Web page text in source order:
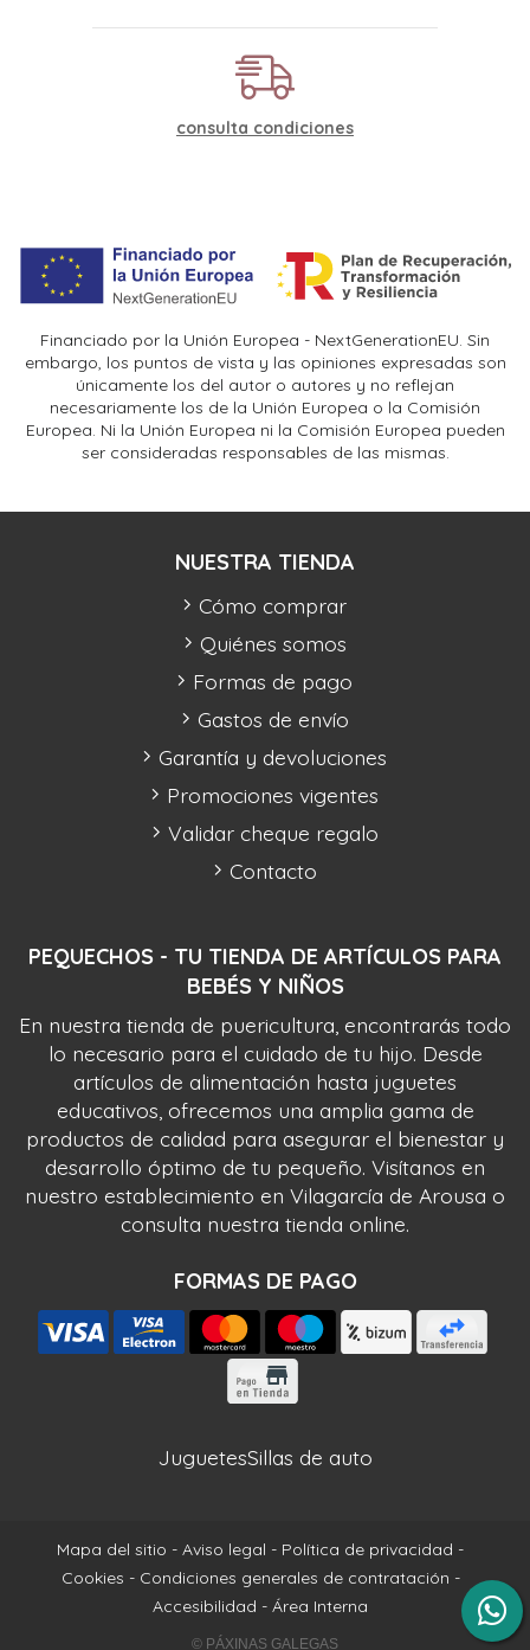
consulta condiciones
Financiado por la Unión Europea - NextGenerationEU. Sin
embargo, los puntos de vista y las opiniones expresadas son
únicamente los del autor o autores y no reflejan
necesariamente los de la Unión Europea o la Comisión
Europea. Ni la Unión Europea ni la Comisión Europea pueden
ser consideradas responsables de las mismas.
PEQUECHOS - TU TIENDA DE ARTÍCULOS PARA
BEBÉS Y NIÑOS
En nuestra tienda de puericultura, encontrarás todo
lo necesario para el cuidado de tu hijo. Desde
artículos de alimentación hasta juguetes
educativos, ofrecemos una amplia gama de
productos de calidad para asegurar el bienestar y
desarrollo óptimo de tu pequeño. Visítanos en
nuestro establecimiento en Vilagarcía de Arousa o
consulta nuestra tienda online.
FORMAS DE PAGO
NUESTRA TIENDA
Cómo comprar
Quiénes somos
Formas de pago
Gastos de envío
Garantía y devoluciones
Promociones vigentes
Validar cheque regalo
Contacto
JuguetesSillas de auto
Mapa del sitio - Aviso legal - Política de privacidad -
Cookies - Condiciones generales de contratación -
Accesibilidad - Área Interna
© PÁXINAS GALEGAS